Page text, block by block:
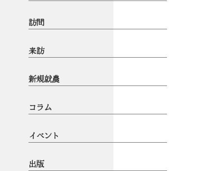
訪問
来訪
新規就農
コラム
イベント
出版